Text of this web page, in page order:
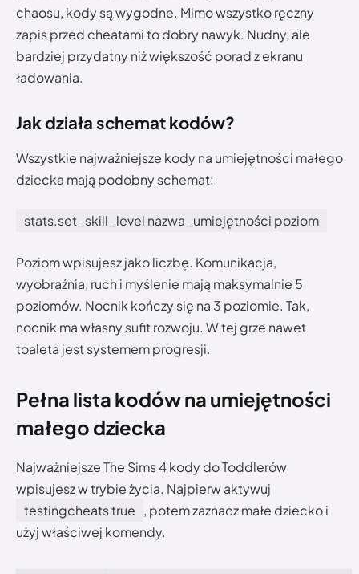
chaosu, kody są wygodne. Mimo wszystko ręczny
zapis przed cheatami to dobry nawyk. Nudny, ale
bardziej przydatny niż większość porad z ekranu
ładowania.
Jak działa schemat kodów?
Wszystkie najważniejsze kody na umiejętności małego
dziecka mają podobny schemat:
stats.set_skill_level nazwa_umiejętności poziom
Poziom wpisujesz jako liczbę. Komunikacja,
wyobraźnia, ruch i myślenie mają maksymalnie 5
poziomów. Nocnik kończy się na 3 poziomie. Tak,
nocnik ma własny sufit rozwoju. W tej grze nawet
toaleta jest systemem progresji.
Pełna lista kodów na umiejętności
małego dziecka
Najważniejsze The Sims 4 kody do Toddlerów
wpisujesz w trybie życia. Najpierw aktywuj
testingcheats true , potem zaznacz małe dziecko i
użyj właściwej komendy.